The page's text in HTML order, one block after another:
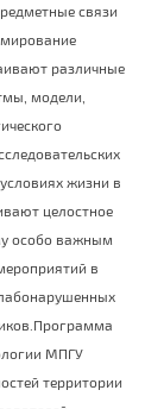
связи
различные
модели,
жизни в
целостное
особо важным
в
МПГУ
территории